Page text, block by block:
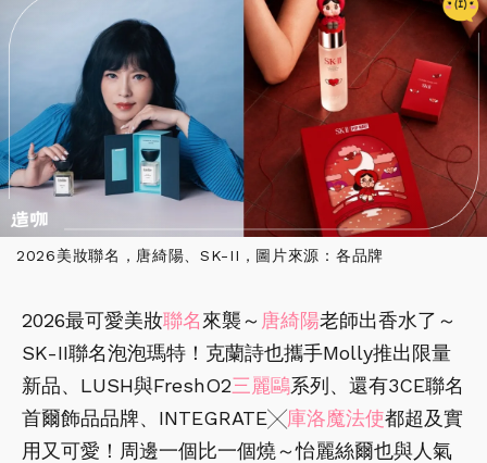
2026美妝聯名，唐綺陽、SK-II，圖片來源：各品牌
2026最可愛美妝聯名來襲～ 唐綺陽老師出香水了～
SK-II聯名泡泡瑪特！克蘭詩也攜手Molly推出限量
新品、LUSH與FreshO2三麗鷗系列、還有3CE聯名
首爾飾品品牌、INTEGRATE╳庫洛魔法使都超及實
用又可愛！周邊一個比一個燒～怡麗絲爾也與人氣